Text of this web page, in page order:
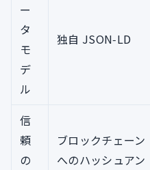
ー
タ
モ
デ
ル
独自 JSON‑LD
信
頼
の
ブロックチェーン
へのハッシュアン